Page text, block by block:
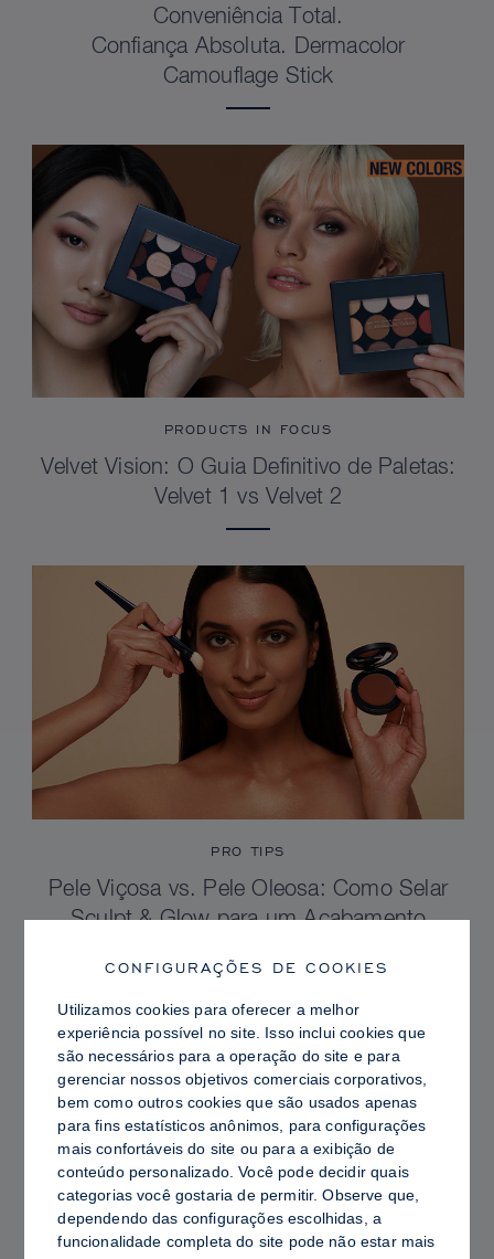
Conveniência Total.
Confiança Absoluta. Dermacolor
Camouflage Stick
PRODUCTS IN FOCUS
Velvet Vision: O Guia Definitivo de Paletas:
Velvet 1 vs Velvet 2
PRO TIPS
Pele Viçosa vs. Pele Oleosa: Como Selar
Sculpt & Glow para um Acabamento
CONFIGURAÇÕES DE COOKIES
Utilizamos cookies para oferecer a melhor
experiência possível no site. Isso inclui cookies que
são necessários para a operação do site e para
gerenciar nossos objetivos comerciais corporativos,
bem como outros cookies que são usados ​​apenas
para fins estatísticos anônimos, para configurações
mais confortáveis ​​do site ou para a exibição de
conteúdo personalizado. Você pode decidir quais
categorias você gostaria de permitir. Observe que,
dependendo das configurações escolhidas, a
funcionalidade completa do site pode não estar mais